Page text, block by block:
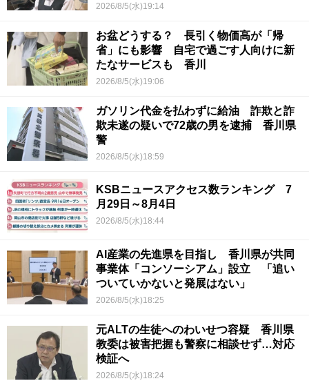
【青春のキセキ】
2026/8/5(水)19:14
お盆どうする？ 長引く物価高が「帰
省」にも影響 自宅で過ごす人向けに新
たなサービスも 香川
2026/8/5(水)19:06
ガソリン代金を払わずに給油 詐欺と詐
欺未遂の疑いで72歳の男を逮捕 香川県
警
2026/8/5(水)18:59
KSBニュースアクセス数ランキング 7
月29日～8月4日
2026/8/5(水)18:44
AI産業の先進県を目指し 香川県が共同
事業体「コンソーシアム」設立 「追い
ついていかないと発展はない」
2026/8/5(水)18:25
元ALTの生徒へのわいせつ容疑 香川県
教委は被害把握も警察に相談せず…対応
検証へ
2026/8/5(水)18:24